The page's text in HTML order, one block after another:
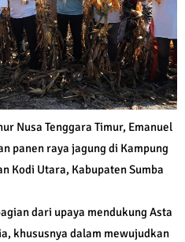
Nusa Tenggara Timur, Emanuel
panen raya jagung di Kampung
Kodi Utara, Kabupaten Sumba
dari upaya mendukung Asta
khususnya dalam mewujudkan